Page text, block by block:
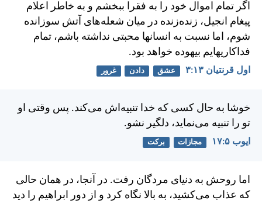
اگر تمام اموال خود را به فقرا ببخشم و به خاطر اعلام
پيغام انجيل، زنده‌زنده در ميان شعله‌های آتش سوزانده
شوم، اما نسبت به انسانها محبتی نداشته باشم، تمام
فداكاريهايم بيهوده خواهد بود.
اول قرنتیان ۱۳:‏۳ عشق دادن غرور
خوشا به حال كسی كه خدا تنبيه‌اش می‌كند. پس وقتی او
تو را تنبيه می‌نمايد، دلگير نشو.
ايوب ۵:‏۱۷ مجازات برکت
اما روحش به دنيای مردگان رفت. در آنجا، در همان حالی
كه عذاب می‌كشيد، به بالا نگاه كرد و از دور ابراهيم را ديد